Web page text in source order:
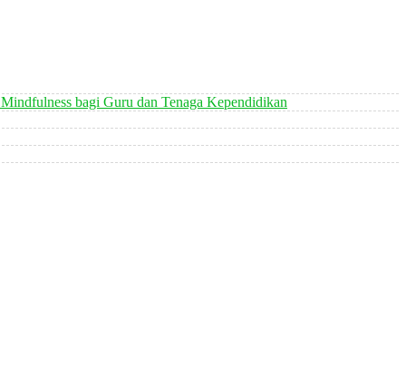
bagi Guru dan Tenaga Kependidikan